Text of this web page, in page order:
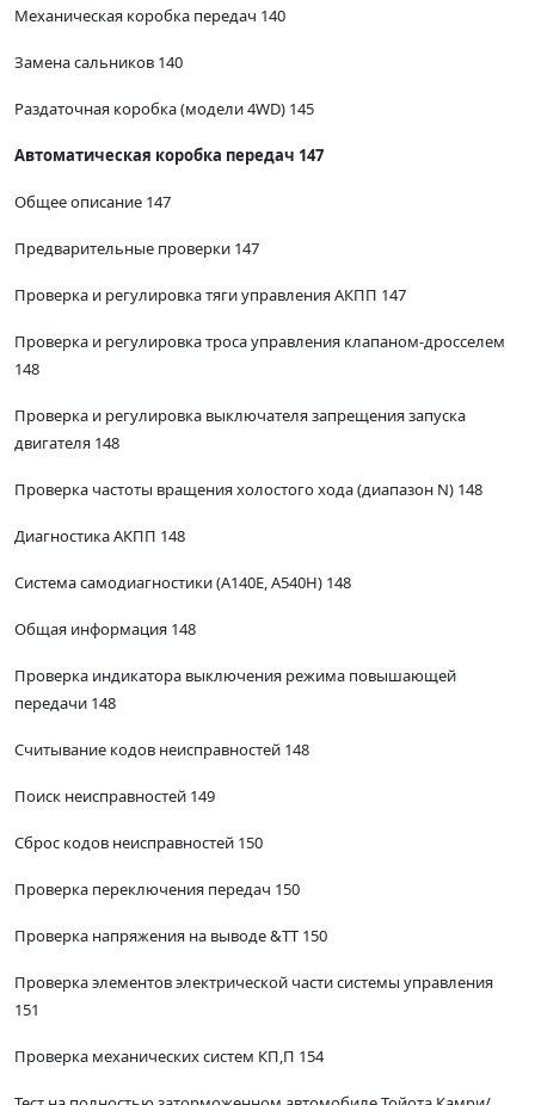
Механическая коробка передач 140
Замена сальников 140
Раздаточная коробка (модели 4WD) 145
Автоматическая коробка передач 147
Общее описание 147
Предварительные проверки 147
Проверка и регулировка тяги управления АКПП 147
Проверка и регулировка троса управления клапаном-дросселем
148
Проверка и регулировка выключателя запрещения запуска
двигателя 148
Проверка частоты вращения холостого хода (диапазон N) 148
Диагностика АКПП 148
Система самодиагностики (А140Е, А540Н) 148
Общая информация 148
Проверка индикатора выключения режима повышающей
передачи 148
Считывание кодов неисправностей 148
Поиск неисправностей 149
Сброс кодов неисправностей 150
Проверка переключения передач 150
Проверка напряжения на выводе &ТТ 150
Проверка элементов электрической части системы управления
151
Проверка механических систем КП,П 154